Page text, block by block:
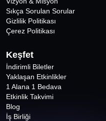
Sıkça Sorulan Sorular
Gizlilik Politikası
Çerez Politikası
Keşfet
İndirimli Biletler
Yaklaşan Etkinlikler
1 Alana 1 Bedava
Etkinlik Takvimi
Blog
İş Birliği